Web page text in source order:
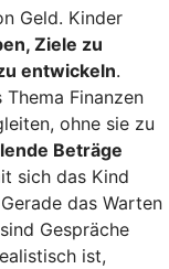
Geld. Kinder
Ziele zu
entwickeln.
Finanzen
ohne sie zu
Beträge
sich das Kind
das Warten
Gespräche
ist,